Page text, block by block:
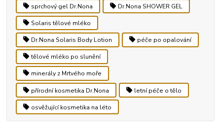
sprchový gel Dr.Nona Dr.Nona SHOWER GEL
Solaris tělové mléko
Dr.Nona Solaris Body Lotion péče po opalování
tělové mléko po slunění
minerály z Mrtvého moře
přírodní kosmetika Dr.Nona letní péče o tělo
osvěžující kosmetika na léto